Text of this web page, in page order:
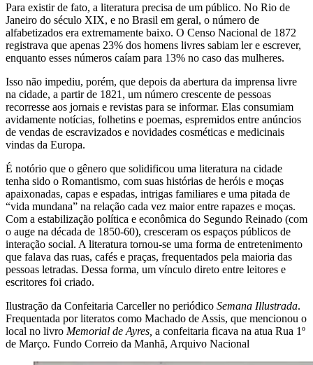
Para existir de fato, a literatura precisa de um público. No Rio de
Janeiro do século XIX, e no Brasil em geral, o número de
alfabetizados era extremamente baixo. O Censo Nacional de 1872
registrava que apenas 23% dos homens livres sabiam ler e escrever,
enquanto esses números caíam para 13% no caso das mulheres.
Isso não impediu, porém, que depois da abertura da imprensa livre
na cidade, a partir de 1821, um número crescente de pessoas
recorresse aos jornais e revistas para se informar. Elas consumiam
avidamente notícias, folhetins e poemas, espremidos entre anúncios
de vendas de escravizados e novidades cosméticas e medicinais
vindas da Europa.
É notório que o gênero que solidificou uma literatura na cidade
tenha sido o Romantismo, com suas histórias de heróis e moças
apaixonadas, capas e espadas, intrigas familiares e uma pitada de
“vida mundana” na relação cada vez maior entre rapazes e moças.
Com a estabilização política e econômica do Segundo Reinado (com
o auge na década de 1850-60), cresceram os espaços públicos de
interação social. A literatura tornou-se uma forma de entretenimento
que falava das ruas, cafés e praças, frequentados pela maioria das
pessoas letradas. Dessa forma, um vínculo direto entre leitores e
escritores foi criado.
Ilustração da Confeitaria Carceller no periódico Semana Illustrada.
Frequentada por literatos como Machado de Assis, que mencionou o
local no livro Memorial de Ayres, a confeitaria ficava na atua Rua 1º
de Março. Fundo Correio da Manhã, Arquivo Nacional